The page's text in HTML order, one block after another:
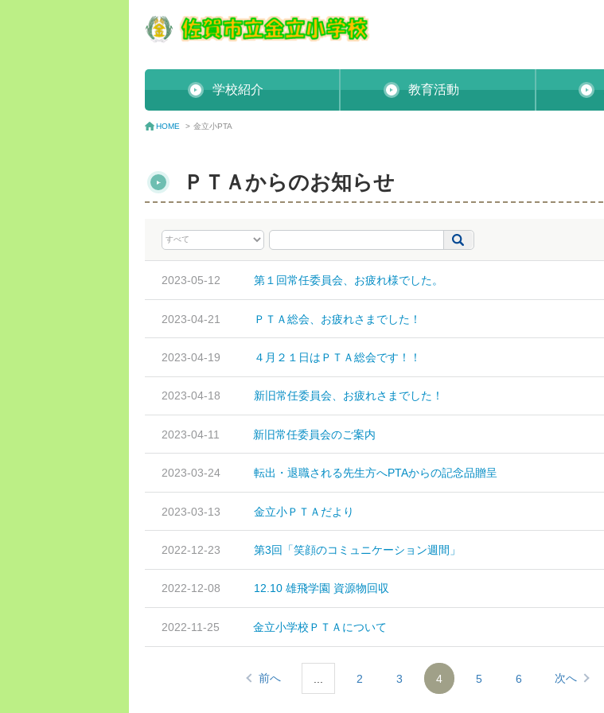
学校紹介 教育活動
HOME > 金立小PTA
ＰＴＡからのお知らせ
2023-05-12 第１回常任委員会、お疲れ様でした。
2023-04-21 ＰＴＡ総会、お疲れさまでした！
2023-04-19 ４月２１日はＰＴＡ総会です！！
2023-04-18 新旧常任委員会、お疲れさまでした！
2023-04-11 新旧常任委員会のご案内
2023-03-24 転出・退職される先生方へPTAからの記念品贈呈
2023-03-13 金立小ＰＴＡだより
2022-12-23 第3回「笑顔のコミュニケーション週間」
2022-12-08 12.10 雄飛学園 資源物回収
2022-11-25 金立小学校ＰＴＡについて
前へ 2 3 4 5 6 次へ